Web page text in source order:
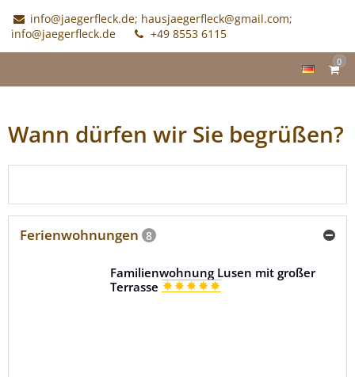
info@jaegerfleck.de; hausjaegerfleck@gmail.com;
info@jaegerfleck.de
+49 8553 6115
0
Wann dürfen wir Sie begrüßen?
Ferienwohnungen 8
Familienwohnung Lusen mit großer
Terrasse